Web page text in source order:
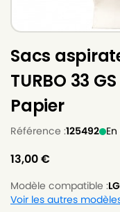
Sacs
TURBO 33
Papier
Référence :125492
13,00€
Modèle compatible :
Voir les autres